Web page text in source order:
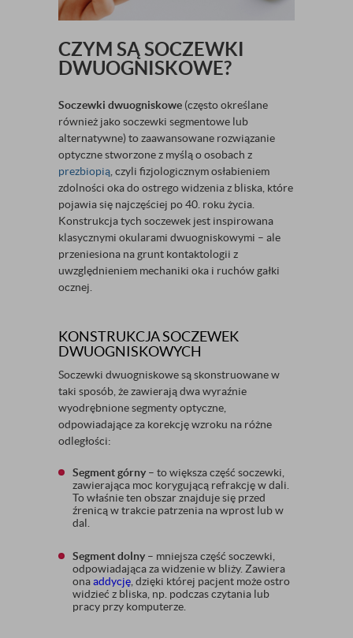
CZYM SĄ SOCZEWKI
DWUOGNISKOWE?
Soczewki dwuogniskowe (często określane
również jako soczewki segmentowe lub
alternatywne) to zaawansowane rozwiązanie
optyczne stworzone z myślą o osobach z
prezbiopią , czyli fizjologicznym osłabieniem
zdolności oka do ostrego widzenia z bliska, które
pojawia się najczęściej po 40. roku życia.
Konstrukcja tych soczewek jest inspirowana
klasycznymi okularami dwuogniskowymi – ale
przeniesiona na grunt kontaktologii z
uwzględnieniem mechaniki oka i ruchów gałki
ocznej.
KONSTRUKCJA SOCZEWEK
DWUOGNISKOWYCH
Soczewki dwuogniskowe są skonstruowane w
taki sposób, że zawierają dwa wyraźnie
wyodrębnione segmenty optyczne,
odpowiadające za korekcję wzroku na różne
odległości:
Segment górny – to większa część soczewki,
zawierająca moc korygującą refrakcję w dali.
To właśnie ten obszar znajduje się przed
źrenicą w trakcie patrzenia na wprost lub w
dal.
Segment dolny – mniejsza część soczewki,
odpowiadająca za widzenie w bliży. Zawiera
onaaddycję , dzięki której pacjent może ostro
widzieć z bliska, np. podczas czytania lub
pracy przy komputerze.